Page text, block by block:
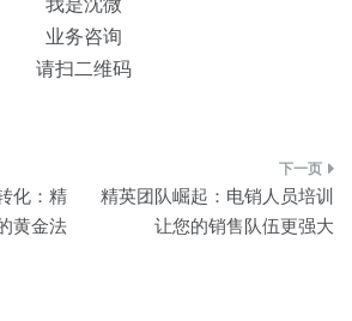
我是沈微
业务咨询
请扫二维码
化：精
黄金法
精英团队崛起：电销人员培训
让您的销售队伍更强大